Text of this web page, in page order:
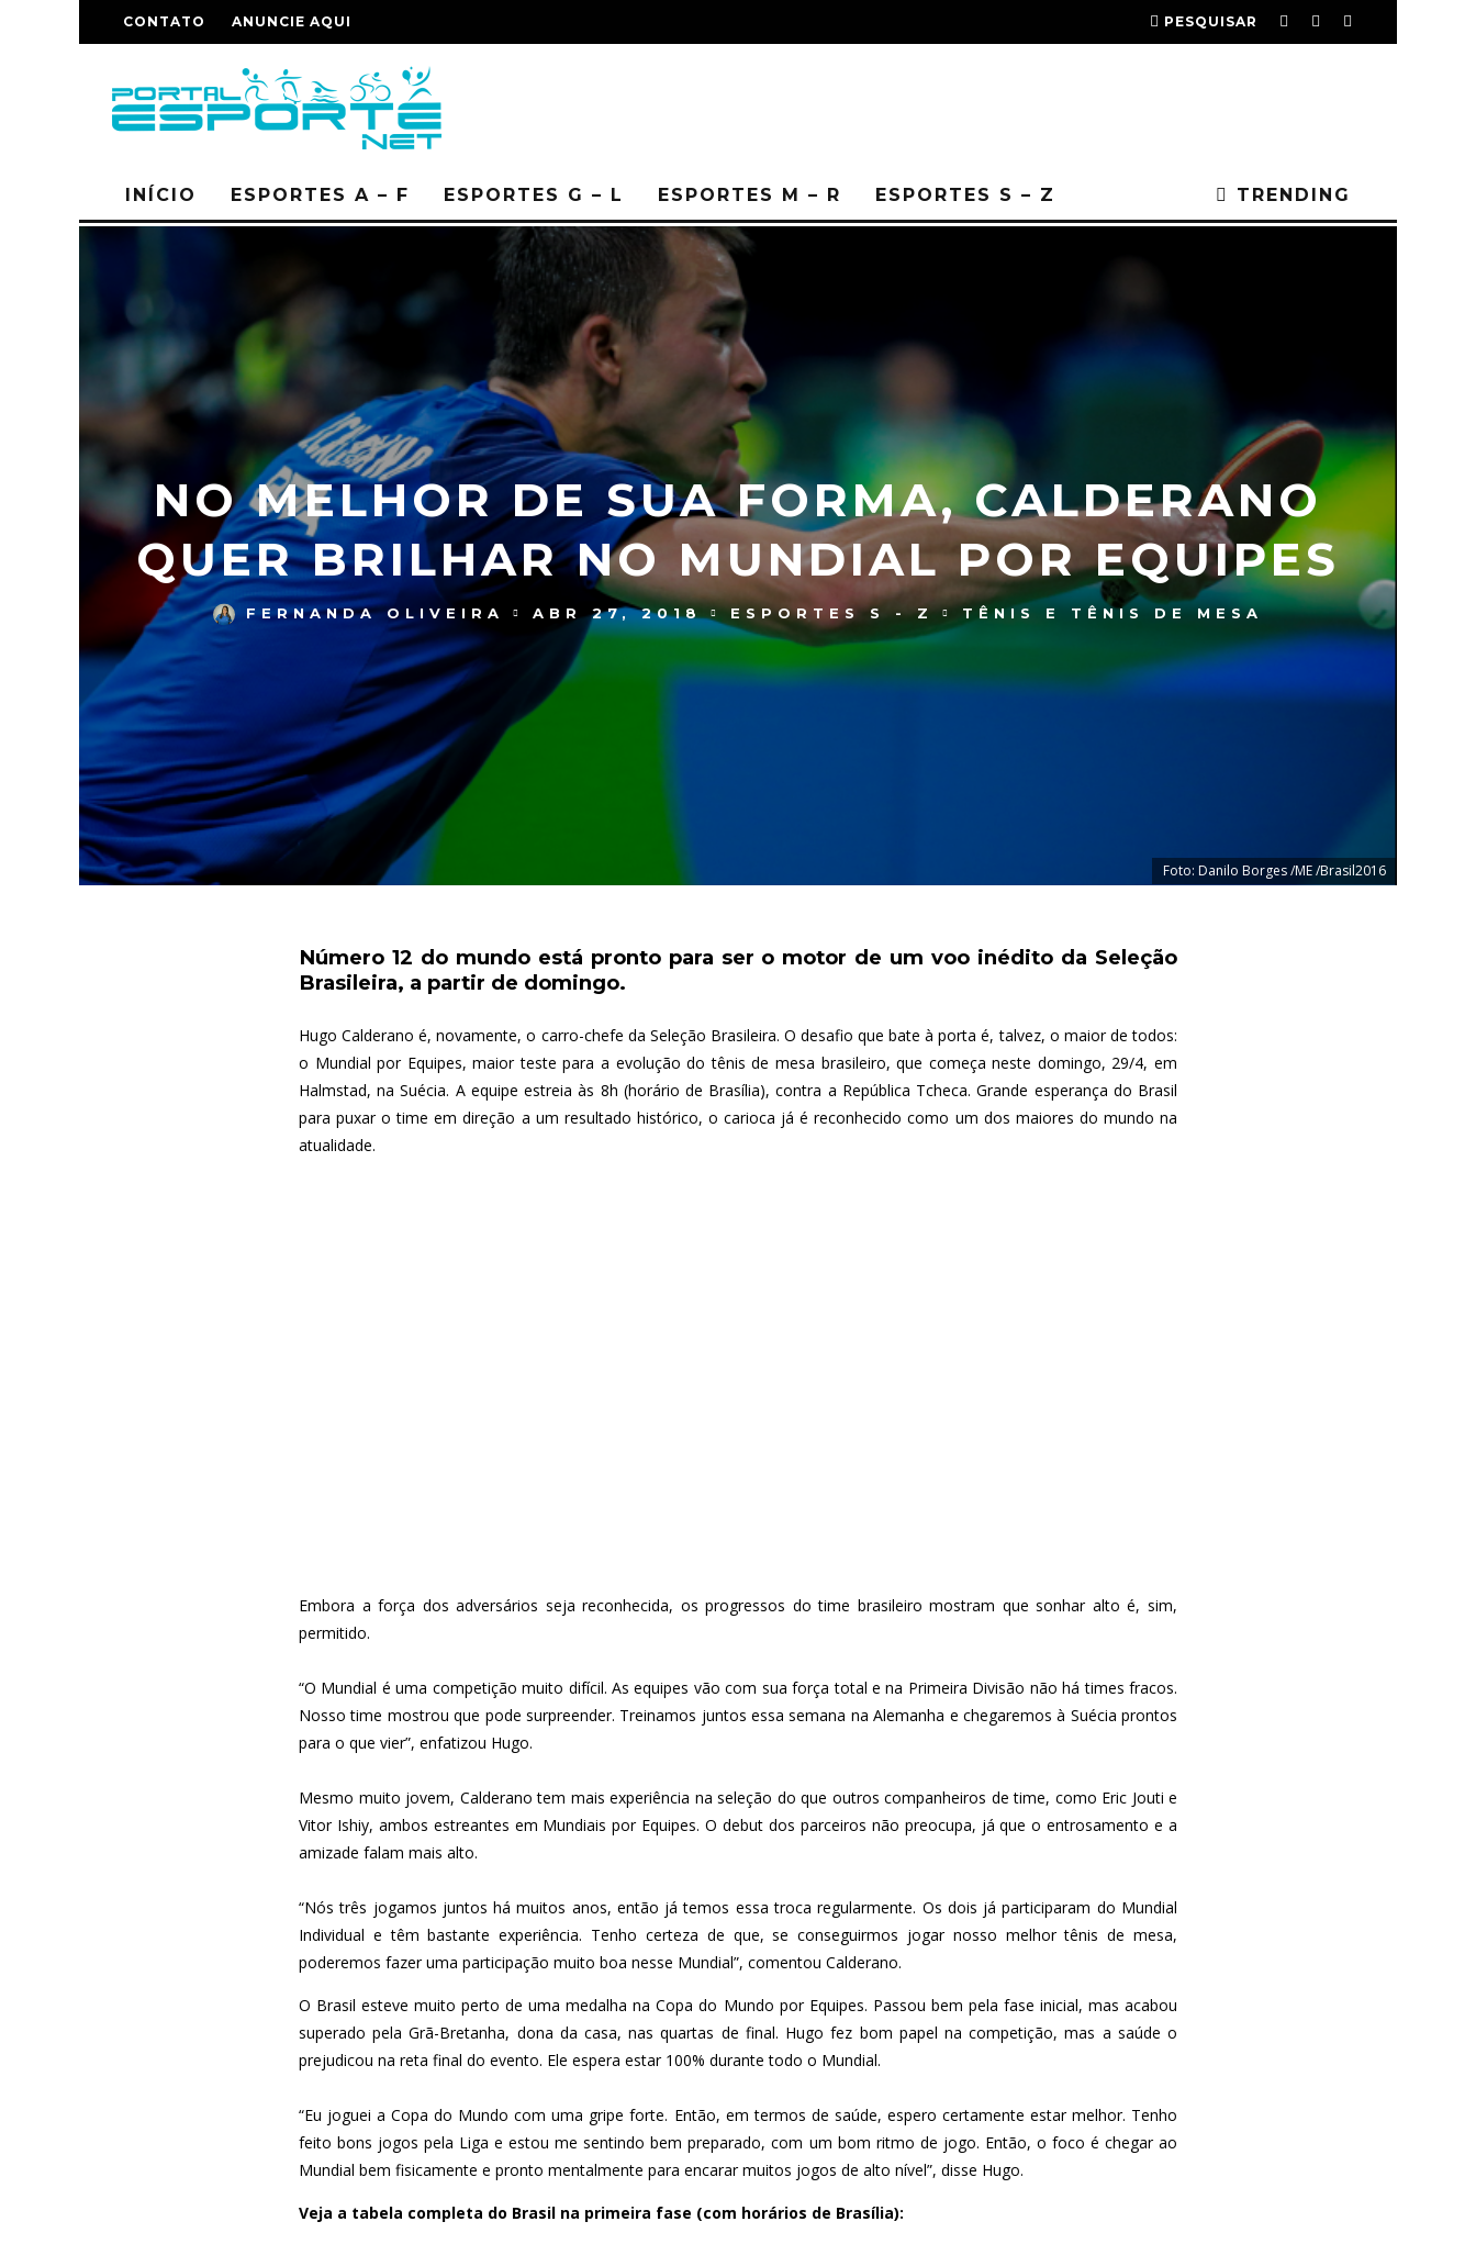
CONTATO ANUNCIE AQUI PESQUISAR
INÍCIO ESPORTES A – F ESPORTES G – L ESPORTES M – R ESPORTES S – Z TRENDING
NO MELHOR DE SUA FORMA, CALDERANO
QUER BRILHAR NO MUNDIAL POR EQUIPES
FERNANDA OLIVEIRA ABR 27, 2018 ESPORTES S - Z TÊNIS E TÊNIS DE MESA
Foto: Danilo Borges /ME /Brasil2016
Número 12 do mundo está pronto para ser o motor de um voo inédito da Seleção
Brasileira, a partir de domingo.
Hugo Calderano é, novamente, o carro-chefe da Seleção Brasileira. O desafio que bate à porta é, talvez, o maior de todos:
o Mundial por Equipes, maior teste para a evolução do tênis de mesa brasileiro, que começa neste domingo, 29/4, em
Halmstad, na Suécia. A equipe estreia às 8h (horário de Brasília), contra a República Tcheca. Grande esperança do Brasil
para puxar o time em direção a um resultado histórico, o carioca já é reconhecido como um dos maiores do mundo na
atualidade.
Embora a força dos adversários seja reconhecida, os progressos do time brasileiro mostram que sonhar alto é, sim,
permitido.
“O Mundial é uma competição muito difícil. As equipes vão com sua força total e na Primeira Divisão não há times fracos.
Nosso time mostrou que pode surpreender. Treinamos juntos essa semana na Alemanha e chegaremos à Suécia prontos
para o que vier”, enfatizou Hugo.
Mesmo muito jovem, Calderano tem mais experiência na seleção do que outros companheiros de time, como Eric Jouti e
Vitor Ishiy, ambos estreantes em Mundiais por Equipes. O debut dos parceiros não preocupa, já que o entrosamento e a
amizade falam mais alto.
“Nós três jogamos juntos há muitos anos, então já temos essa troca regularmente. Os dois já participaram do Mundial
Individual e têm bastante experiência. Tenho certeza de que, se conseguirmos jogar nosso melhor tênis de mesa,
poderemos fazer uma participação muito boa nesse Mundial”, comentou Calderano.
O Brasil esteve muito perto de uma medalha na Copa do Mundo por Equipes. Passou bem pela fase inicial, mas acabou
superado pela Grã-Bretanha, dona da casa, nas quartas de final. Hugo fez bom papel na competição, mas a saúde o
prejudicou na reta final do evento. Ele espera estar 100% durante todo o Mundial.
“Eu joguei a Copa do Mundo com uma gripe forte. Então, em termos de saúde, espero certamente estar melhor. Tenho
feito bons jogos pela Liga e estou me sentindo bem preparado, com um bom ritmo de jogo. Então, o foco é chegar ao
Mundial bem fisicamente e pronto mentalmente para encarar muitos jogos de alto nível”, disse Hugo.
Veja a tabela completa do Brasil na primeira fase (com horários de Brasília):